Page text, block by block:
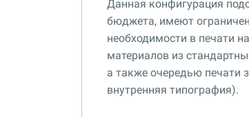
Данная конфигурация
бюджета, имеют
необходимости в печати
материалов из
а также очередью печати
внутренняя типография).